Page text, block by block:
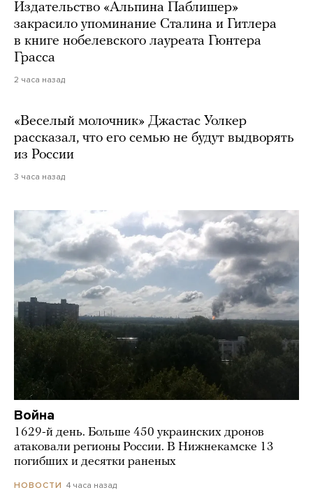
Издательство «Альпина Паблишер»
закрасило упоминание Сталина и Гитлера
в книге нобелевского лауреата Гюнтера
Грасса
2 часа назад
«Веселый молочник» Джастас Уолкер
рассказал, что его семью не будут выдворять
из России
3 часа назад
Война
1629-й день. Больше 450 украинских дронов
атаковали регионы России. В Нижнекамске 13
погибших и десятки раненых
НОВОСТИ 4 часа назад